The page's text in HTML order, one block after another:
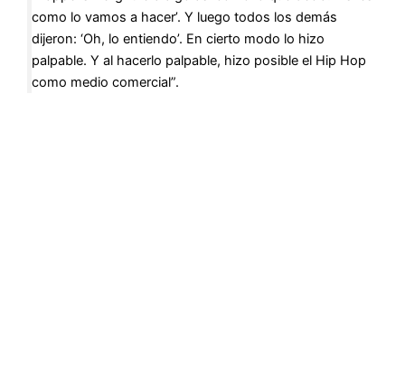
como lo vamos a hacer’. Y luego todos los demás
dijeron: ‘Oh, lo entiendo’. En cierto modo lo hizo
palpable. Y al hacerlo palpable, hizo posible el Hip Hop
como medio comercial”.